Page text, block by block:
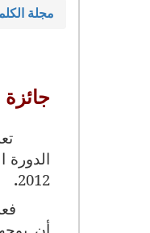
مجلة
جائزة
2012
.